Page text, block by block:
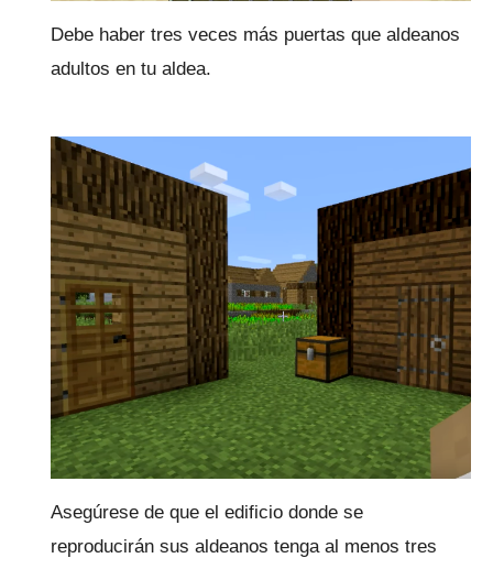
Debe haber tres veces más puertas que aldeanos
adultos en tu aldea.
Asegúrese de que el edificio donde se
reproducirán sus aldeanos tenga al menos tres